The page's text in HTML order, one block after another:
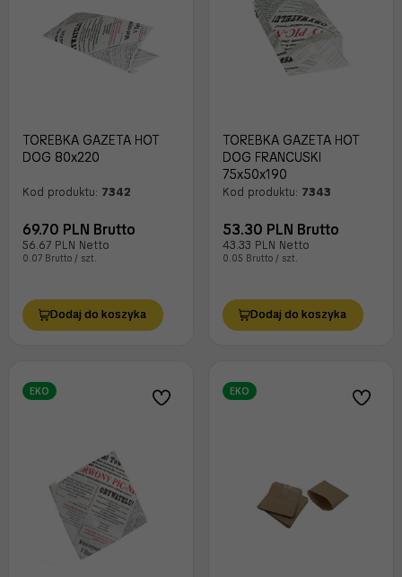
TOREBKA GAZETA HOT
DOG 80x220
Kod produktu: 7342
69.70 PLN Brutto
56.67 PLN Netto
0.07 Brutto / szt.
Dodaj do koszyka
TOREBKA GAZETA HOT
DOG FRANCUSKI
75x50x190
Kod produktu: 7343
53.30 PLN Brutto
43.33 PLN Netto
0.05 Brutto / szt.
Dodaj do koszyka
EKO EKO